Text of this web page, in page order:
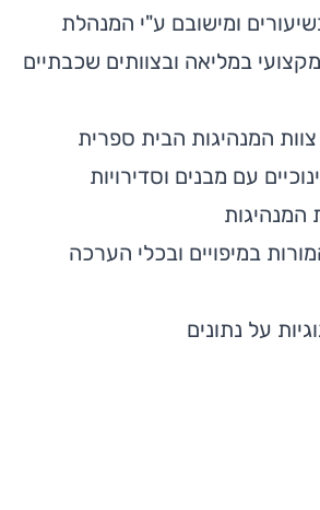
ומישובם ע"י המנהלת
במליאה ובצוותים שכבתיים
צוות המנהיגות הבית ספרית
עם מבנים וסדירויות
המנהיגות
במיפויים ובכלי הערכה
על נתונים